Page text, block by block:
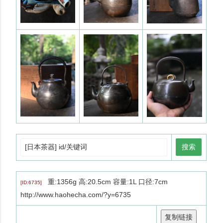
搜索
[ID:6735]
重:1356g 高:20.5cm 容量:1L 口径:7cm
http://www.haohecha.com/?y=6735
复制链接